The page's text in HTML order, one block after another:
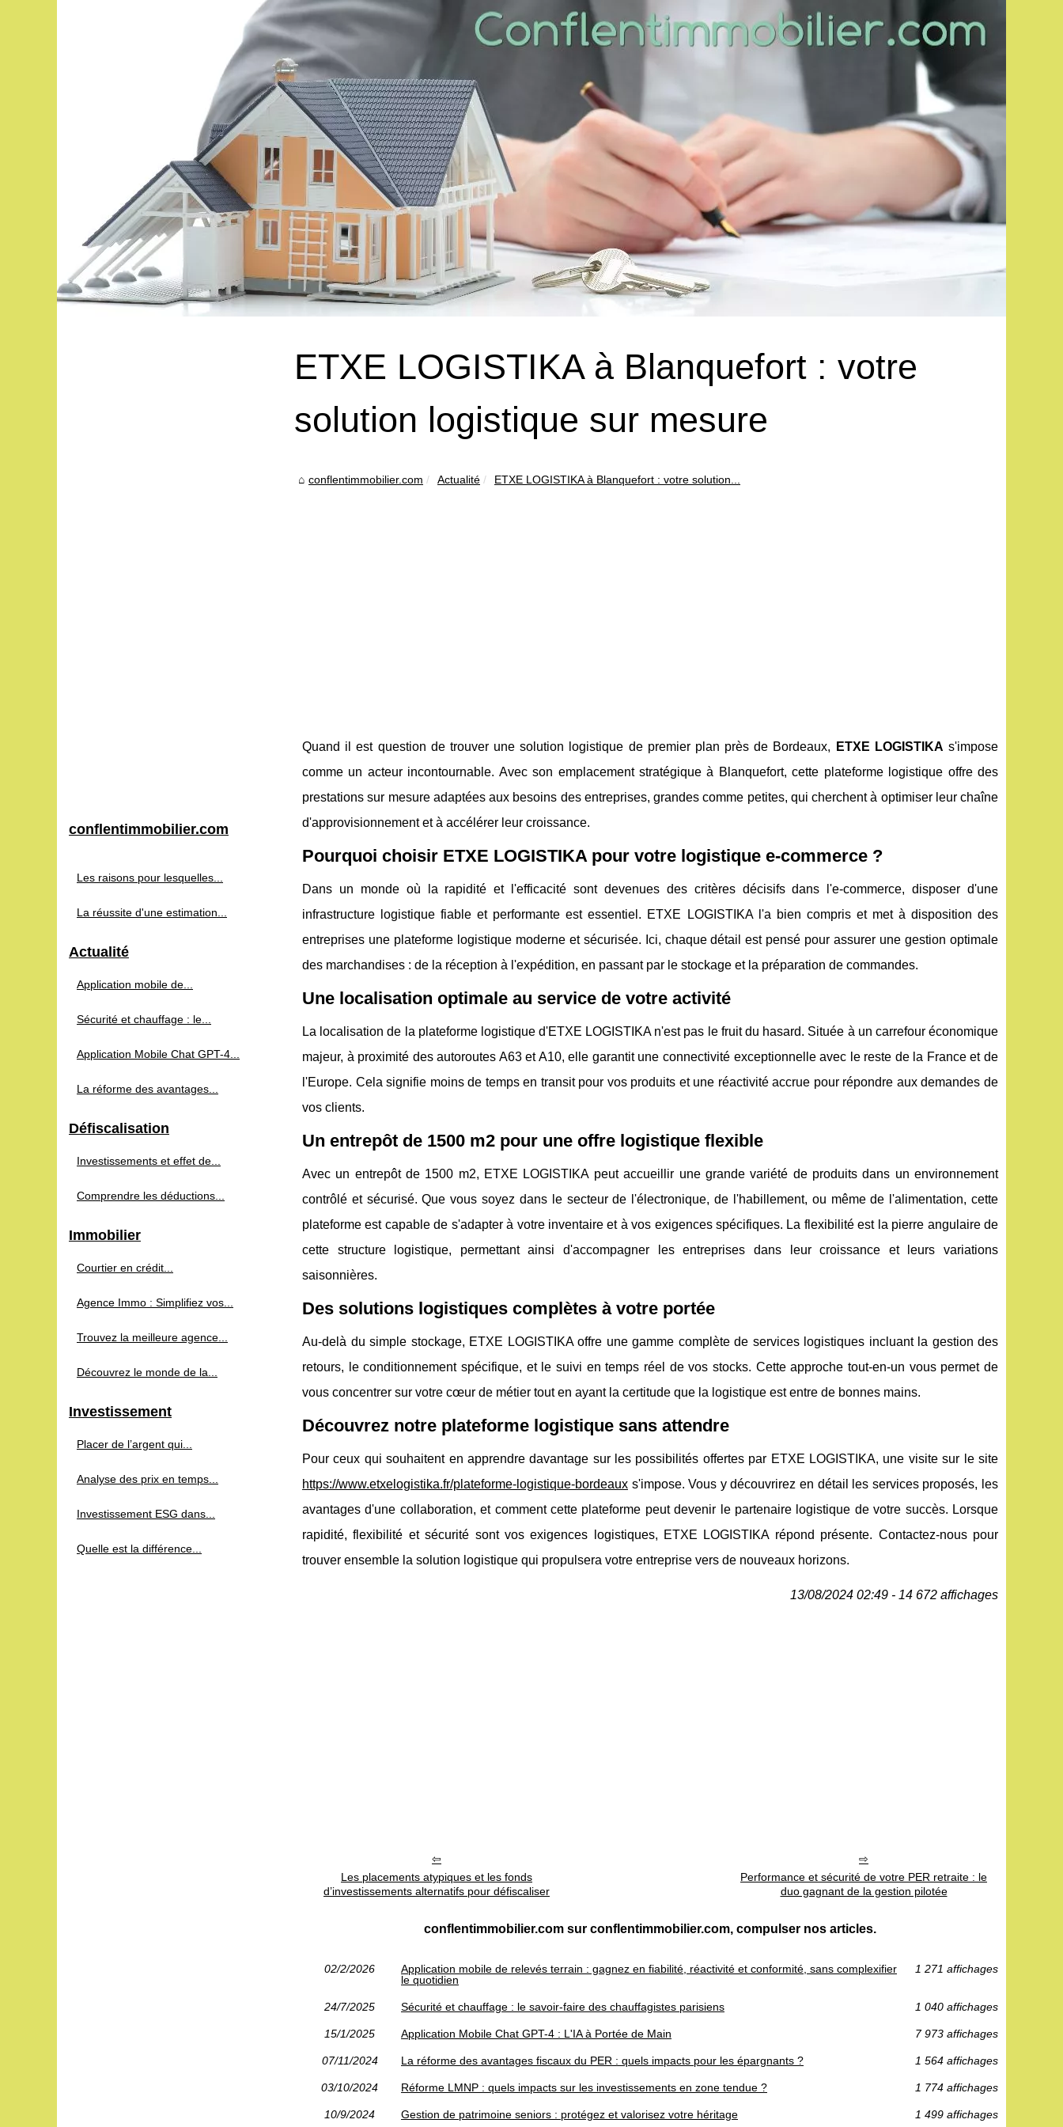
ETXE LOGISTIKA à Blanquefort : votre
solution logistique sur mesure
conflentimmobilier.com Actualité ETXE LOGISTIKA à Blanquefort : votre solution...
Quand il est question de trouver une solution logistique de premier plan près de Bordeaux, ETXE LOGISTIKA s'impose
comme un acteur incontournable. Avec son emplacement stratégique à Blanquefort, cette plateforme logistique offre des
prestations sur mesure adaptées aux besoins des entreprises, grandes comme petites, qui cherchent à optimiser leur chaîne
d'approvisionnement et à accélérer leur croissance.
Pourquoi choisir ETXE LOGISTIKA pour votre logistique e-commerce ?
Dans un monde où la rapidité et l'efficacité sont devenues des critères décisifs dans l'e-commerce, disposer d'une
infrastructure logistique fiable et performante est essentiel. ETXE LOGISTIKA l'a bien compris et met à disposition des
entreprises une plateforme logistique moderne et sécurisée. Ici, chaque détail est pensé pour assurer une gestion optimale
des marchandises : de la réception à l'expédition, en passant par le stockage et la préparation de commandes.
Une localisation optimale au service de votre activité
La localisation de la plateforme logistique d'ETXE LOGISTIKA n'est pas le fruit du hasard. Située à un carrefour économique
majeur, à proximité des autoroutes A63 et A10, elle garantit une connectivité exceptionnelle avec le reste de la France et de
l'Europe. Cela signifie moins de temps en transit pour vos produits et une réactivité accrue pour répondre aux demandes de
vos clients.
Un entrepôt de 1500 m2 pour une offre logistique flexible
Avec un entrepôt de 1500 m2, ETXE LOGISTIKA peut accueillir une grande variété de produits dans un environnement
contrôlé et sécurisé. Que vous soyez dans le secteur de l'électronique, de l'habillement, ou même de l'alimentation, cette
plateforme est capable de s'adapter à votre inventaire et à vos exigences spécifiques. La flexibilité est la pierre angulaire de
cette structure logistique, permettant ainsi d'accompagner les entreprises dans leur croissance et leurs variations
saisonnières.
Des solutions logistiques complètes à votre portée
Au-delà du simple stockage, ETXE LOGISTIKA offre une gamme complète de services logistiques incluant la gestion des
retours, le conditionnement spécifique, et le suivi en temps réel de vos stocks. Cette approche tout-en-un vous permet de
vous concentrer sur votre cœur de métier tout en ayant la certitude que la logistique est entre de bonnes mains.
Découvrez notre plateforme logistique sans attendre
Pour ceux qui souhaitent en apprendre davantage sur les possibilités offertes par ETXE LOGISTIKA, une visite sur le site
https://www.etxelogistika.fr/plateforme-logistique-bordeaux s'impose. Vous y découvrirez en détail les services proposés, les
avantages d'une collaboration, et comment cette plateforme peut devenir le partenaire logistique de votre succès. Lorsque
rapidité, flexibilité et sécurité sont vos exigences logistiques, ETXE LOGISTIKA répond présente. Contactez-nous pour
trouver ensemble la solution logistique qui propulsera votre entreprise vers de nouveaux horizons.
13/08/2024 02:49 - 14 672 affichages
Les placements atypiques et les fonds
d’investissements alternatifs pour défiscaliser
Performance et sécurité de votre PER retraite : le
duo gagnant de la gestion pilotée
conflentimmobilier.com sur conflentimmobilier.com, compulser nos articles.
02/2/2026
Application mobile de relevés terrain : gagnez en fiabilité, réactivité et conformité, sans complexifier
le quotidien
1 271 affichages
24/7/2025 Sécurité et chauffage : le savoir-faire des chauffagistes parisiens 1 040 affichages
15/1/2025 Application Mobile Chat GPT-4 : L'IA à Portée de Main 7 973 affichages
07/11/2024 La réforme des avantages fiscaux du PER : quels impacts pour les épargnants ? 1 564 affichages
03/10/2024 Réforme LMNP : quels impacts sur les investissements en zone tendue ? 1 774 affichages
10/9/2024 Gestion de patrimoine seniors : protégez et valorisez votre héritage 1 499 affichages
conflentimmobilier.com
Les raisons pour lesquelles...
La réussite d'une estimation...
Actualité
Application mobile de...
Sécurité et chauffage : le...
Application Mobile Chat GPT-4...
La réforme des avantages...
Défiscalisation
Investissements et effet de...
Comprendre les déductions...
Immobilier
Courtier en crédit...
Agence Immo : Simplifiez vos...
Trouvez la meilleure agence...
Découvrez le monde de la...
Investissement
Placer de l’argent qui...
Analyse des prix en temps...
Investissement ESG dans...
Quelle est la différence...